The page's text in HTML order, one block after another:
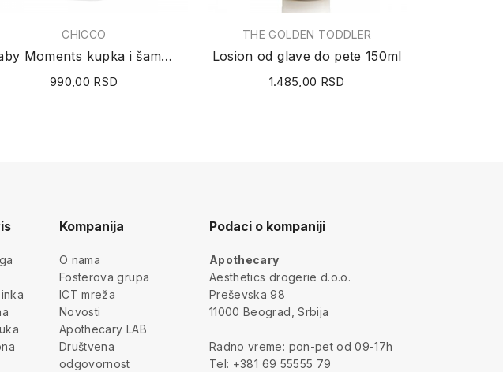
CHICCO
Baby Moments kupka i šampon 750ml
990,00 RSD
THE GOLDEN TODDLER
Losion od glave do pete 150ml
1.485,00 RSD
Kompanija
O nama
Fosterova grupa
ICT mreža
Novosti
Apothecary LAB
Društvena
odgovornost
Podaci o kompaniji
Apothecary
Aesthetics drogerie d.o.o.
Preševska 98
11000 Beograd, Srbija
Radno vreme: pon-pet od 09-17h
Tel: +381 69 55555 79